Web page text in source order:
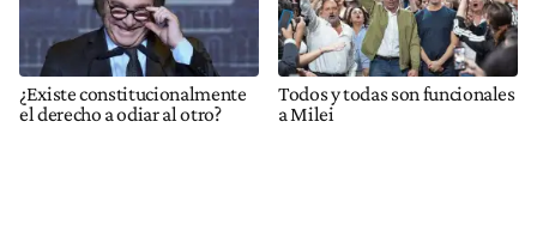
¿Existe constitucionalmente
el derecho a odiar al otro?
Todos y todas son funcionales
a Milei